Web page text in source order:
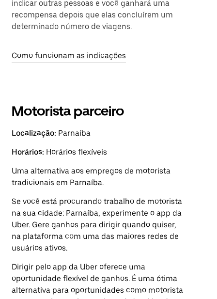
indicar outras pessoas e você ganhará uma
recompensa depois que elas concluírem um
determinado número de viagens.
Como funcionam as indicações
Motorista parceiro
Localização: Parnaíba
Horários: Horários flexíveis
Uma alternativa aos empregos de motorista
tradicionais em Parnaíba.
Se você está procurando trabalho de motorista
na sua cidade: Parnaíba, experimente o app da
Uber. Gere ganhos para dirigir quando quiser,
na plataforma com uma das maiores redes de
usuários ativos.
Dirigir pelo app da Uber oferece uma
oportunidade flexível de ganhos. É uma ótima
alternativa para oportunidades como motorista